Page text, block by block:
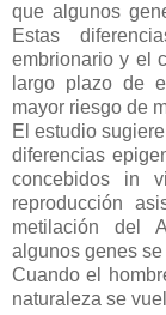
que algunos
Estas
embrionario y el
largo plazo de
mayor riesgo de
El estudio
diferencias
concebidos in
reproducción
metilación del
algunos genes
Cuando el
naturaleza se